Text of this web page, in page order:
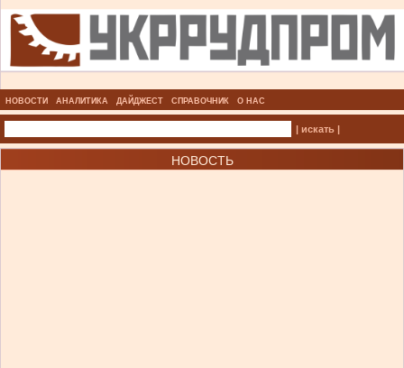
НОВОСТИ АНАЛИТИКА ДАЙДЖЕСТ СПРАВОЧНИК О НАС
| искать |
НОВОСТЬ